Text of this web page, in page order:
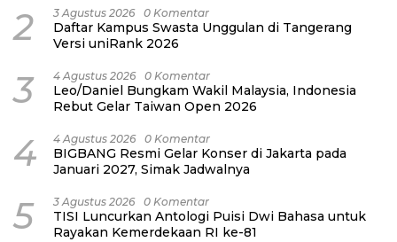
2 3 Agustus 2026 0 Komentar
Daftar Kampus Swasta Unggulan di Tangerang
Versi uniRank 2026
3 4 Agustus 2026 0 Komentar
Leo/Daniel Bungkam Wakil Malaysia, Indonesia
Rebut Gelar Taiwan Open 2026
4 4 Agustus 2026 0 Komentar
BIGBANG Resmi Gelar Konser di Jakarta pada
Januari 2027, Simak Jadwalnya
5 3 Agustus 2026 0 Komentar
TISI Luncurkan Antologi Puisi Dwi Bahasa untuk
Rayakan Kemerdekaan RI ke-81